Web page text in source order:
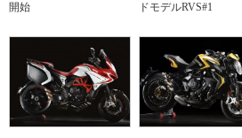
開始
ドモデルRVS#1